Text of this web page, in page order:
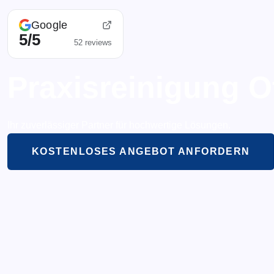
Google
5/5 52 reviews
KOSTENLOSES ANGEBOT ANFORDERN